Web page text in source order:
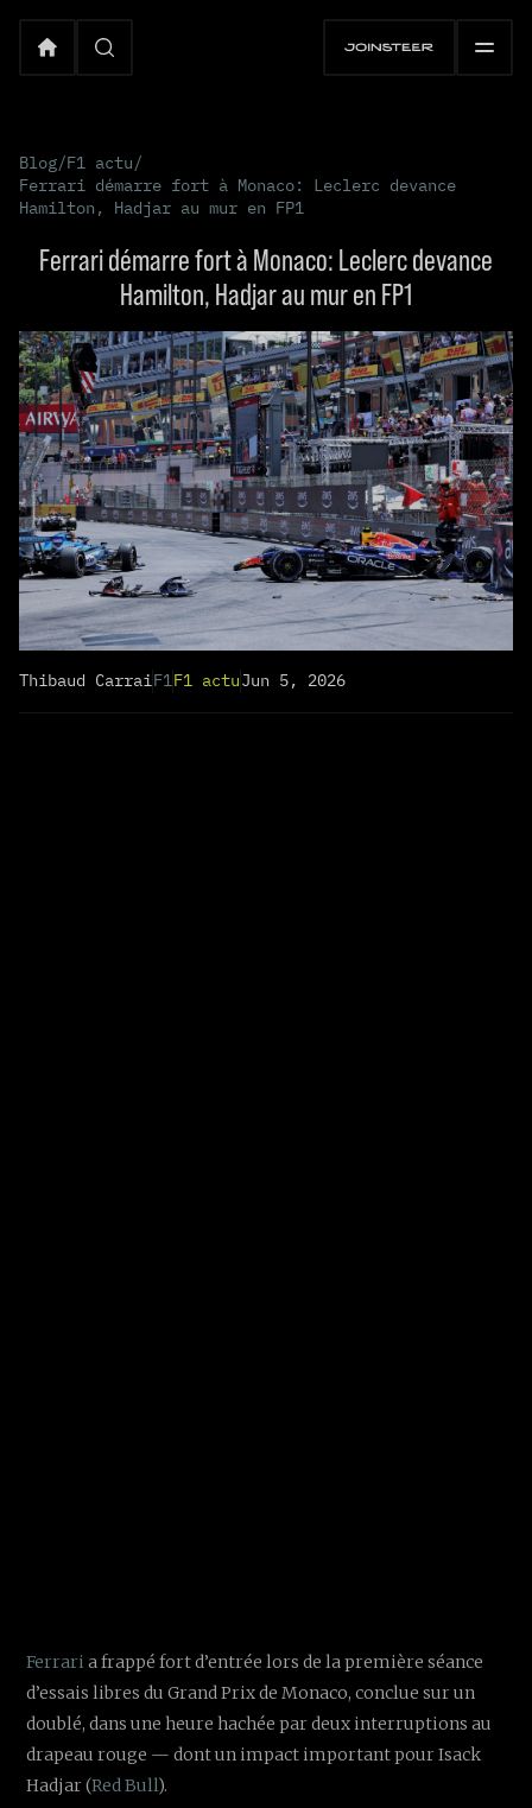
Blog/F1 actu/
Ferrari démarre fort à Monaco: Leclerc devance
Hamilton, Hadjar au mur en FP1
Ferrari démarre fort à Monaco: Leclerc devance
Hamilton, Hadjar au mur en FP1
Thibaud CarraiF1F1 actuJun 5, 2026
Ferrari a frappé fort d’entrée lors de la première séance
d’essais libres du Grand Prix de Monaco, conclue sur un
doublé, dans une heure hachée par deux interruptions au
drapeau rouge — dont un impact important pour Isack
Hadjar (Red Bull).